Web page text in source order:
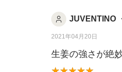
JUVENTINO
2021年04月20日
生姜の強さが絶